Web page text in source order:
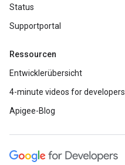
Status
Supportportal
Ressourcen
Entwicklerübersicht
4-minute videos for developers
Apigee-Blog